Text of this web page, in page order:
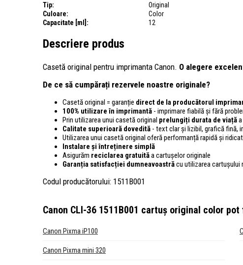
Tip:
Original
Culoare:
Color
Capacitate [ml]:
12
Descriere produs
Casetă original pentru imprimanta Canon. O alegere
De ce să cumpărați rezervele noastre originale?
Casetă original = garanție direct de la producătorul
100% utilizare în imprimantă - imprimare fiabilă și fără
Prin utilizarea unui casetă original prelungiți durata de viață
Calitate superioară dovedită - text clar și lizibil, grafică fină,
Utilizarea unui casetă original oferă performanță rapidă și
Instalare și întreținere simplă
Asigurăm reciclarea gratuităa cartușelor originale
Garanția satisfacției dumneavoastrăcu utilizarea cartușului
Codul producătorului: 1511B001
Canon CLI-36 1511B001 cartuș original color pot
Canon Pixma iP100
Canon Pixma mini 320